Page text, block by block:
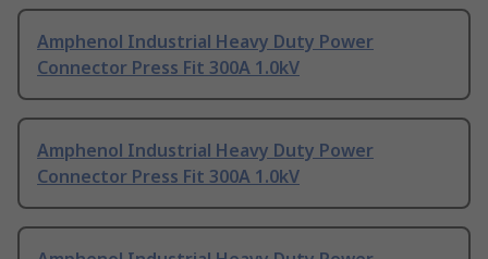
Amphenol Industrial Heavy Duty Power
Connector Press Fit 300A 1.0kV
Amphenol Industrial Heavy Duty Power
Connector Press Fit 300A 1.0kV